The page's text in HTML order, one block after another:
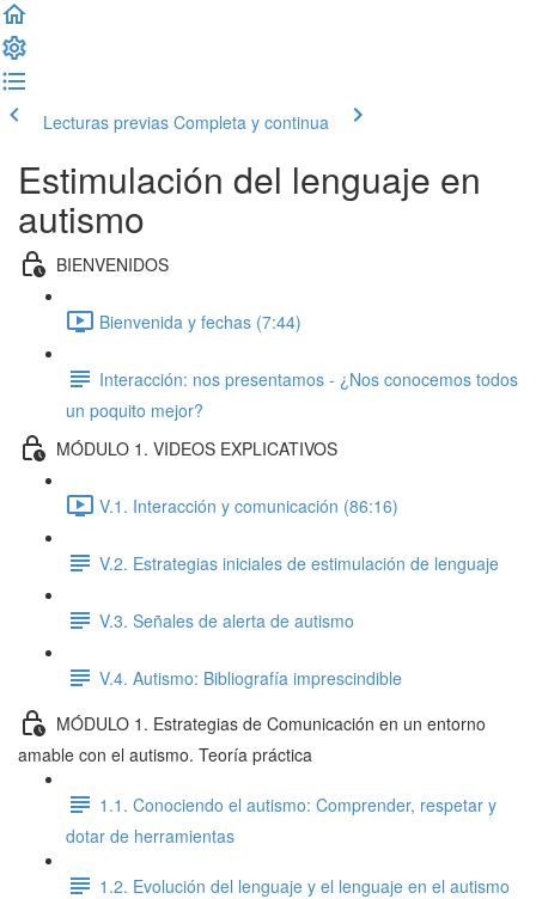
Lecturas previas Completa y continua
Estimulación del lenguaje en
autismo
BIENVENIDOS
Bienvenida y fechas (7:44)
Interacción: nos presentamos - ¿Nos conocemos todos
un poquito mejor?
MÓDULO 1. VIDEOS EXPLICATIVOS
V.1. Interacción y comunicación (86:16)
V.2. Estrategias iniciales de estimulación de lenguaje
V.3. Señales de alerta de autismo
V.4. Autismo: Bibliografía imprescindible
MÓDULO 1. Estrategias de Comunicación en un entorno
amable con el autismo. Teoría práctica
1.1. Conociendo el autismo: Comprender, respetar y
dotar de herramientas
1.2. Evolución del lenguaje y el lenguaje en el autismo